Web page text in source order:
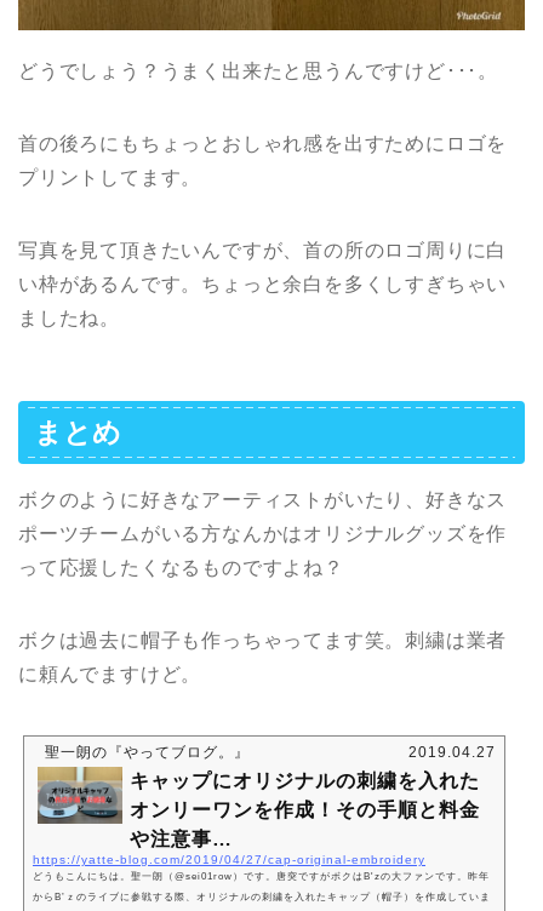
どうでしょう？うまく出来たと思うんですけど･･･。
首の後ろにもちょっとおしゃれ感を出すためにロゴを
プリントしてます。
写真を見て頂きたいんですが、首の所のロゴ周りに白
い枠があるんです。ちょっと余白を多くしすぎちゃい
ましたね。
まとめ
ボクのように好きなアーティストがいたり、好きなス
ポーツチームがいる方なんかはオリジナルグッズを作
って応援したくなるものですよね？
ボクは過去に帽子も作っちゃってます笑。刺繍は業者
に頼んでますけど。
聖一朗の『やってブログ。』 2019.04.27
キャップにオリジナルの刺繍を入れた
オンリーワンを作成！その手順と料金
や注意事…
https://yatte-blog.com/2019/04/27/cap-original-embroidery
どうもこんにちは。聖一朗（@sei01row）です。唐突ですがボクはB'zの大ファンです。昨年
からB’ｚのライブに参戦する際、オリジナルの刺繍を入れたキャップ（帽子）を作成していま